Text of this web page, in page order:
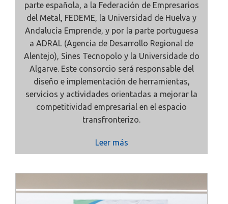
parte española, a la Federación de Empresarios
del Metal, FEDEME, la Universidad de Huelva y
Andalucía Emprende, y por la parte portuguesa
a ADRAL (Agencia de Desarrollo Regional de
Alentejo), Sines Tecnopolo y la Universidade do
Algarve. Este consorcio será responsable del
diseño e implementación de herramientas,
servicios y actividades orientadas a mejorar la
competitividad empresarial en el espacio
transfronterizo.
Leer más